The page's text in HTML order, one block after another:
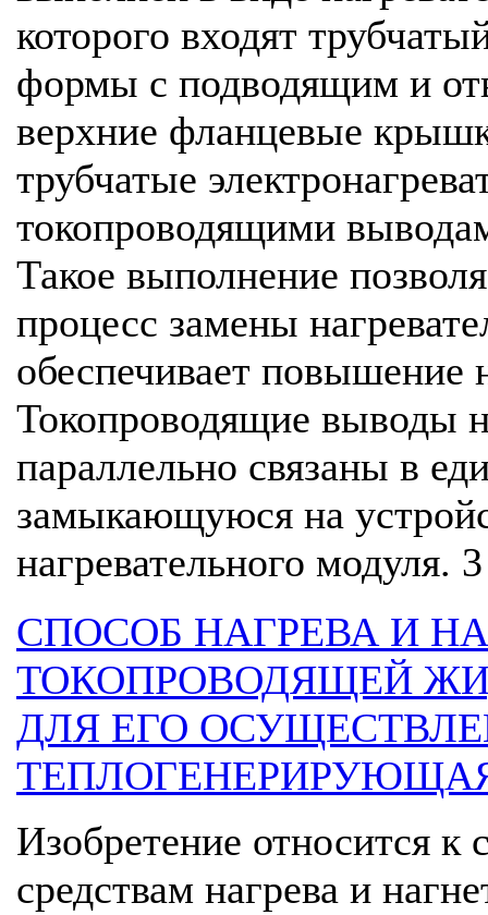
которого входят
формы с подводящим и
верхние фланцевые
трубчатые
токопроводящими
Такое выполнение
процесс замены
обеспечивает повышение
Токопроводящие выводы
параллельно связаны в
замыкающуюся на
нагревательного модуля.
СПОСОБ НАГРЕВА И
ТОКОПРОВОДЯЩЕЙ
ДЛЯ ЕГО
Изобретение относится к
средствам нагрева и